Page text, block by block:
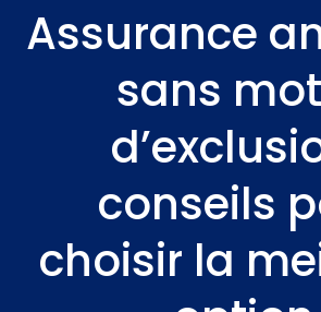
Assurance
sans
conseils
choisir la